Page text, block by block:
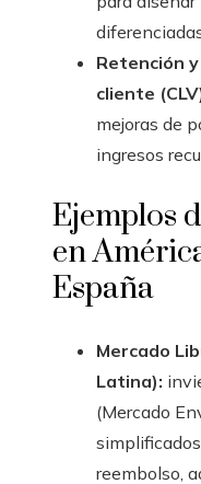
Retención
cliente
mejoras de
ingresos
Ejemplos
en
España
Mercado
Latina):
(Mercado
reembolso,